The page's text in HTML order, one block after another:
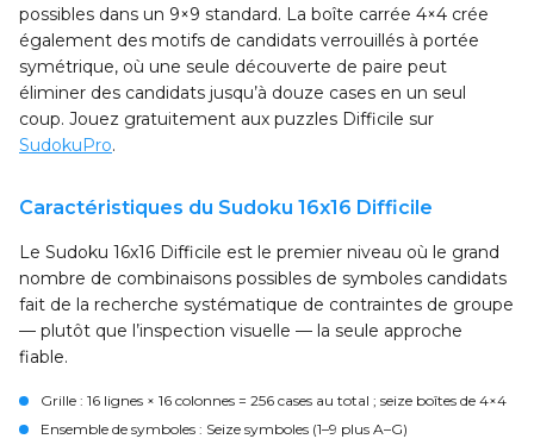
possibles dans un 9×9 standard. La boîte carrée 4×4 crée
également des motifs de candidats verrouillés à portée
symétrique, où une seule découverte de paire peut
éliminer des candidats jusqu’à douze cases en un seul
coup. Jouez gratuitement aux puzzles Difficile sur
SudokuPro.
Caractéristiques du Sudoku 16x16 Difficile
Le Sudoku 16x16 Difficile est le premier niveau où le grand
nombre de combinaisons possibles de symboles candidats
fait de la recherche systématique de contraintes de groupe
— plutôt que l’inspection visuelle — la seule approche
fiable.
Grille : 16 lignes × 16 colonnes = 256 cases au total ; seize boîtes de 4×4
Ensemble de symboles : Seize symboles (1–9 plus A–G)